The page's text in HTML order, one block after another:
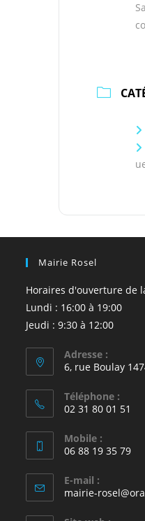
Mairie Rosel
Horaires d'ouverture de
Lundi : 16:00 à 19:00
Jeudi : 9:30 à 12:00
Adresse :
6, rue Boulay
Téléphone :
02 31 80 01 51
Mobile :
06 88 19 35 79
E-mail :
mairie-